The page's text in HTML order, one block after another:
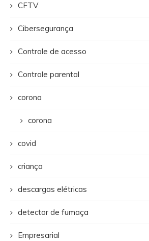
CFTV
Cibersegurança
Controle de acesso
Controle parental
corona
corona
covid
criança
descargas elétricas
detector de fumaça
Empresarial